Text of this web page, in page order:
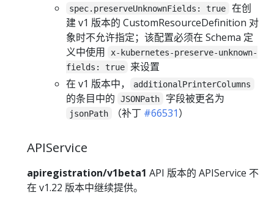
spec.preserveUnknownFields: true
在创
建 v1 版本的 CustomResourceDefinition 对
象时不允许指定；该配置必须在 Schema 定
义中使用
x-kubernetes-preserve-unknown-
fields: true
来设置
在 v1 版本中，
additionalPrinterColumns
的条目中的 JSONPath 字段被更名为
jsonPath （补丁 #66531）
APIService
apiregistration/v1beta1 API 版本的 APIService 不
在 v1.22 版本中继续提供。